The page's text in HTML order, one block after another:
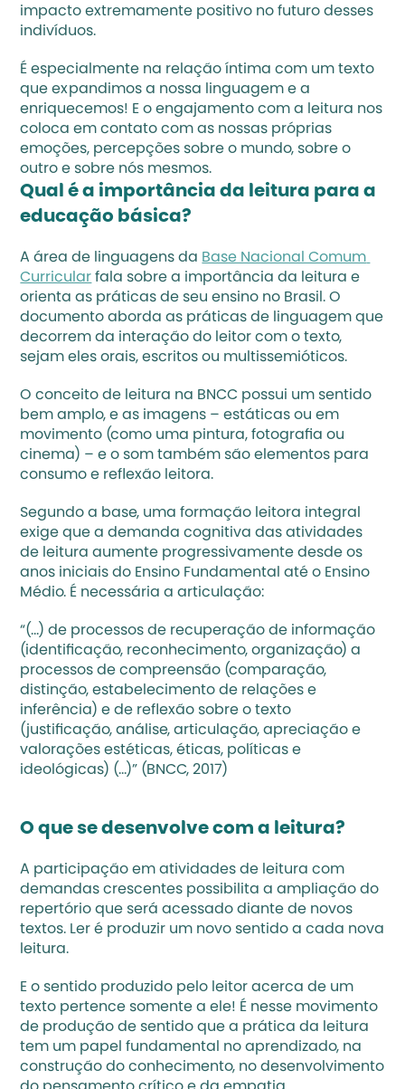
impacto extremamente positivo no futuro desses
indivíduos.
É especialmente na relação íntima com um texto
que expandimos a nossa linguagem e a
enriquecemos! E o engajamento com a leitura nos
coloca em contato com as nossas próprias
emoções, percepções sobre o mundo, sobre o
outro e sobre nós mesmos.
Qual é a importância da leitura para a
educação básica?
A área de linguagens da Base Nacional Comum
Curricular fala sobre a importância da leitura e
orienta as práticas de seu ensino no Brasil. O
documento aborda as práticas de linguagem que
decorrem da interação do leitor com o texto,
sejam eles orais, escritos ou multissemióticos.
O conceito de leitura na BNCC possui um sentido
bem amplo, e as imagens – estáticas ou em
movimento (como uma pintura, fotografia ou
cinema) – e o som também são elementos para
consumo e reflexão leitora.
Segundo a base, uma formação leitora integral
exige que a demanda cognitiva das atividades
de leitura aumente progressivamente desde os
anos iniciais do Ensino Fundamental até o Ensino
Médio. É necessária a articulação:
“(...) de processos de recuperação de informação
(identificação, reconhecimento, organização) a
processos de compreensão (comparação,
distinção, estabelecimento de relações e
inferência) e de reflexão sobre o texto
(justificação, análise, articulação, apreciação e
valorações estéticas, éticas, políticas e
ideológicas) (...)” (BNCC, 2017)
O que se desenvolve com a leitura?
A participação em atividades de leitura com
demandas crescentes possibilita a ampliação do
repertório que será acessado diante de novos
textos. Ler é produzir um novo sentido a cada nova
leitura.
E o sentido produzido pelo leitor acerca de um
texto pertence somente a ele! É nesse movimento
de produção de sentido que a prática da leitura
tem um papel fundamental no aprendizado, na
construção do conhecimento, no desenvolvimento